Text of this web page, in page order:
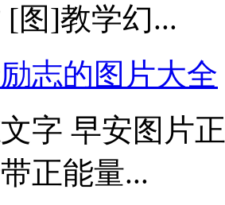
[图]教学幻...
志的图片大全
字 早安图片
正能量...